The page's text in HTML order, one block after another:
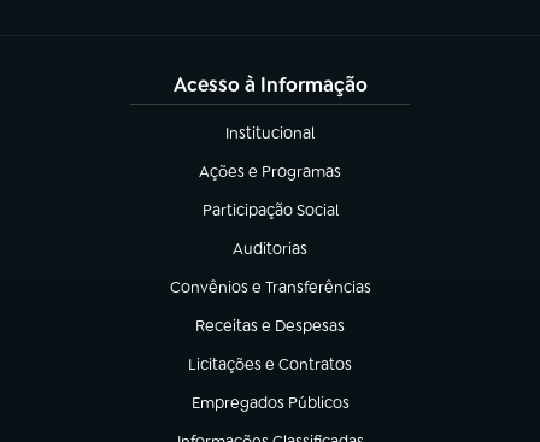
Acesso à Informação
Institucional
(abre em nova aba)
Ações e Programas
(abre em nova aba)
Participação Social
(abre em nova aba)
Auditorias
(abre em nova aba)
Convênios e Transferências
(abre em nova aba)
Receitas e Despesas
(abre em nova aba)
Licitações e Contratos
(abre em nova aba)
Empregados Públicos
(abre em nova aba)